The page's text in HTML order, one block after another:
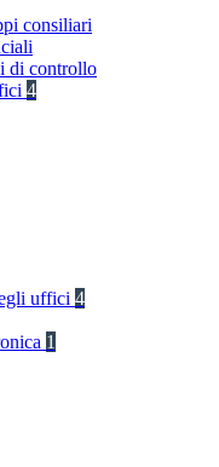
consiliari
di controllo
4
uffici 4
1